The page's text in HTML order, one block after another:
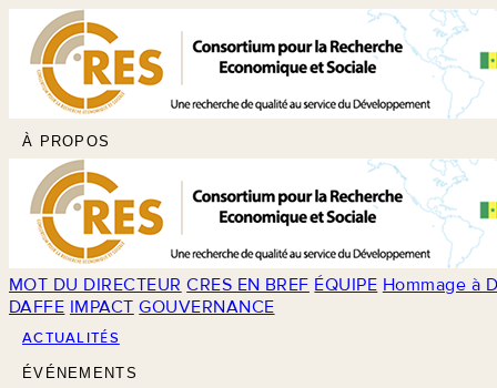
À PROPOS
MOT DU DIRECTEUR CRES EN BREF ÉQUIPE Hommage à
DAFFE IMPACT GOUVERNANCE
ACTUALITÉS
ÉVÉNEMENTS